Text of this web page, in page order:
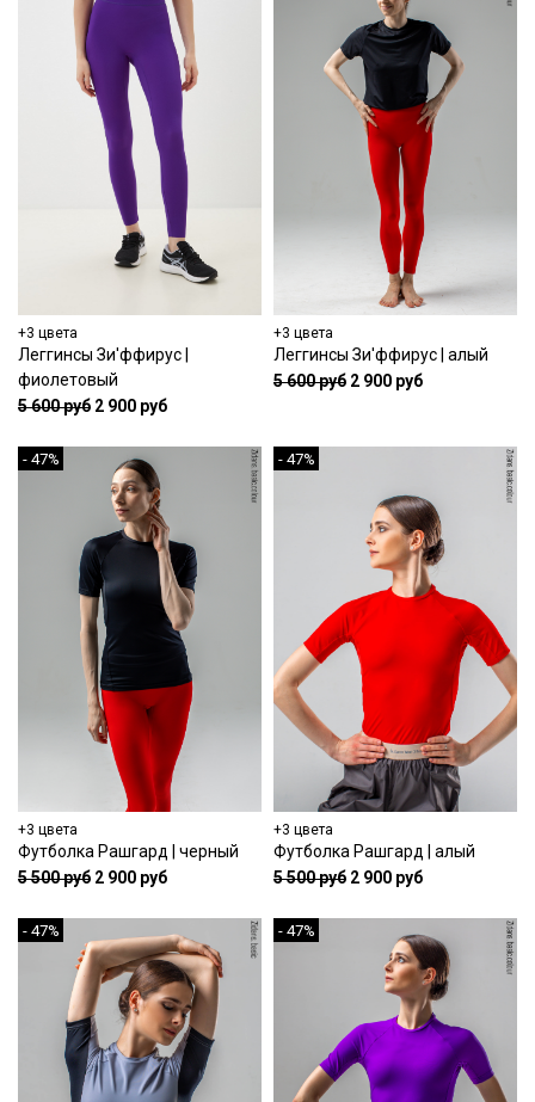
+3 цвета
Леггинсы Зи'ффирус |
фиолетовый
5 600 руб 2 900 руб
+3 цвета
Леггинсы Зи'ффирус | алый
5 600 руб 2 900 руб
- 47%
+3 цвета
Футболка Рашгард | черный
5 500 руб 2 900 руб
- 47%
+3 цвета
Футболка Рашгард | алый
5 500 руб 2 900 руб
- 47% - 47%